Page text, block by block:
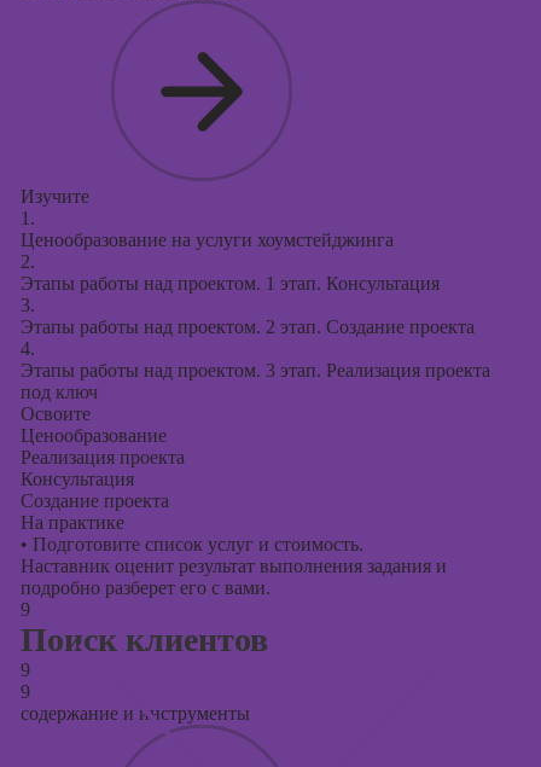
Изучите
1.
Ценообразование на услуги хоумстейджинга
2.
Этапы работы над проектом. 1 этап. Консультация
3.
Этапы работы над проектом. 2 этап. Создание проекта
4.
Этапы работы над проектом. 3 этап. Реализация проекта
под ключ
Освоите
Ценообразование
Реализация проекта
Консультация
Создание проекта
На практике
• Подготовите список услуг и стоимость.
Наставник оценит результат выполнения задания и
подробно разберет его с вами.
9
Поиск клиентов
9
9
содержание и инструменты